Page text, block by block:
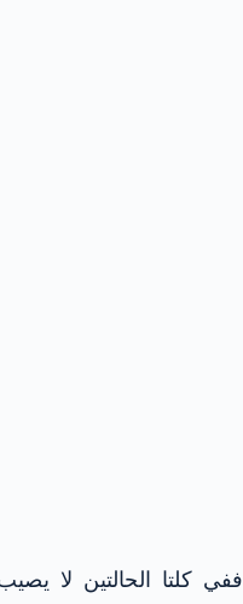
ففي كلتا الحالتين لا